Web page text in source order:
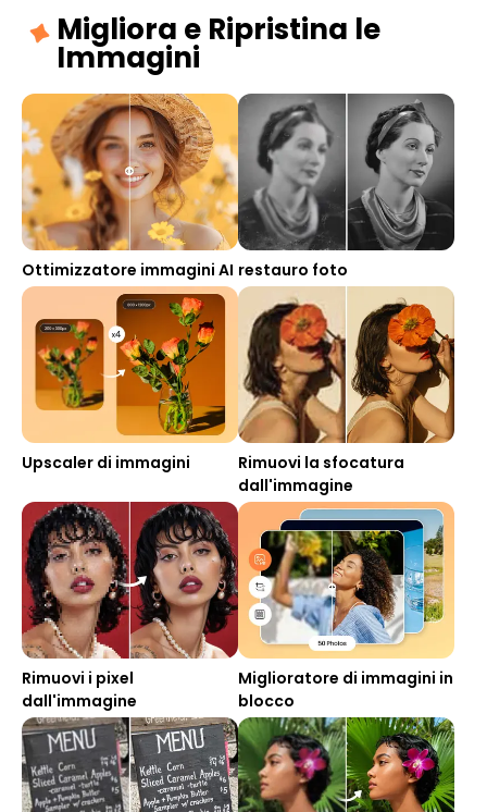
Migliora e Ripristina le
Immagini
Ottimizzatore immagini AI restauro foto
Upscaler di immagini
Rimuovi la sfocatura
dall'immagine
Rimuovi i pixel
dall'immagine
Miglioratore di immagini in
blocco